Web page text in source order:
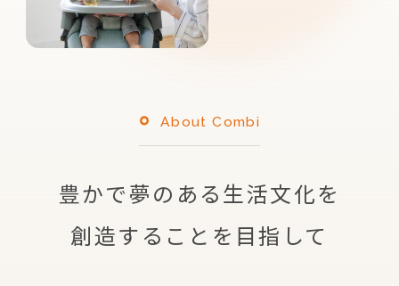
About Combi
豊かで夢のある生活文化を
創造することを目指して